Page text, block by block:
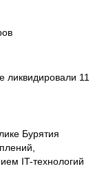
ликвидировали 11
Бурятия
IT-технологий